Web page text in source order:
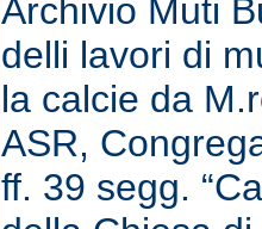
Archivio Muti
delli lavori di
la calcie da
ASR,
ff. 39 segg.